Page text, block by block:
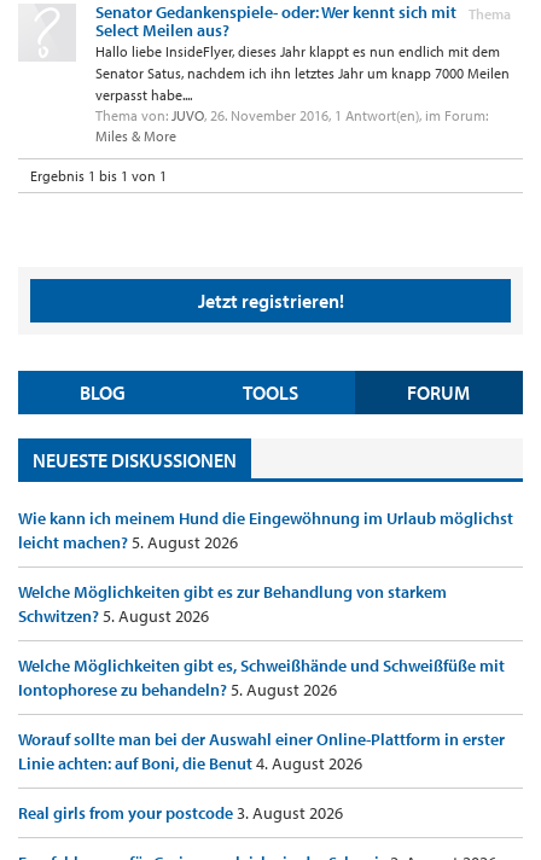
Thema
Senator Gedankenspiele- oder: Wer kennt sich mit
Select Meilen aus?
Hallo liebe InsideFlyer, dieses Jahr klappt es nun endlich mit dem
Senator Satus, nachdem ich ihn letztes Jahr um knapp 7000 Meilen
verpasst habe....
Thema von: JUVO, 26. November 2016, 1 Antwort(en), im Forum:
Miles & More
Ergebnis 1 bis 1 von 1
Jetzt registrieren!
BLOG TOOLS FORUM
NEUESTE DISKUSSIONEN
Wie kann ich meinem Hund die Eingewöhnung im Urlaub möglichst
leicht machen?5. August 2026
Welche Möglichkeiten gibt es zur Behandlung von starkem
Schwitzen?5. August 2026
Welche Möglichkeiten gibt es, Schweißhände und Schweißfüße mit
Iontophorese zu behandeln?5. August 2026
Worauf sollte man bei der Auswahl einer Online-Plattform in erster
Linie achten: auf Boni, die Benut4. August 2026
Real girls from your postcode3. August 2026